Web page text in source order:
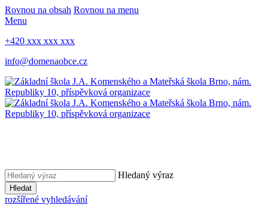
Rovnou na obsah Rovnou na menu
Menu
+420 xxx xxx xxx
info@domenaobce.cz
Hledaný výraz
Hledat
rozšířené vyhledávání